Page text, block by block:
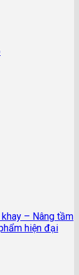
– Nâng tầm
hiện đại